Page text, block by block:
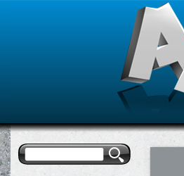
Formulaire de
recherche
Rechercher